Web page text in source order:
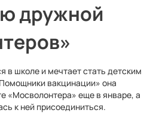
дружной
в школе и мечтает стать детским
вакцинации» она
«Мосволонтера» еще в январе, а
к ней присоединиться.